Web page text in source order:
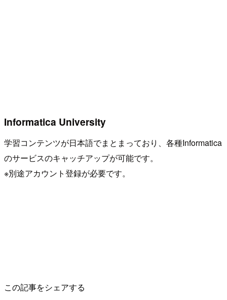
Informatica University
学習コンテンツが日本語でまとまっており、各種Informatica
のサービスのキャッチアップが可能です。
※別途アカウント登録が必要です。
この記事をシェアする